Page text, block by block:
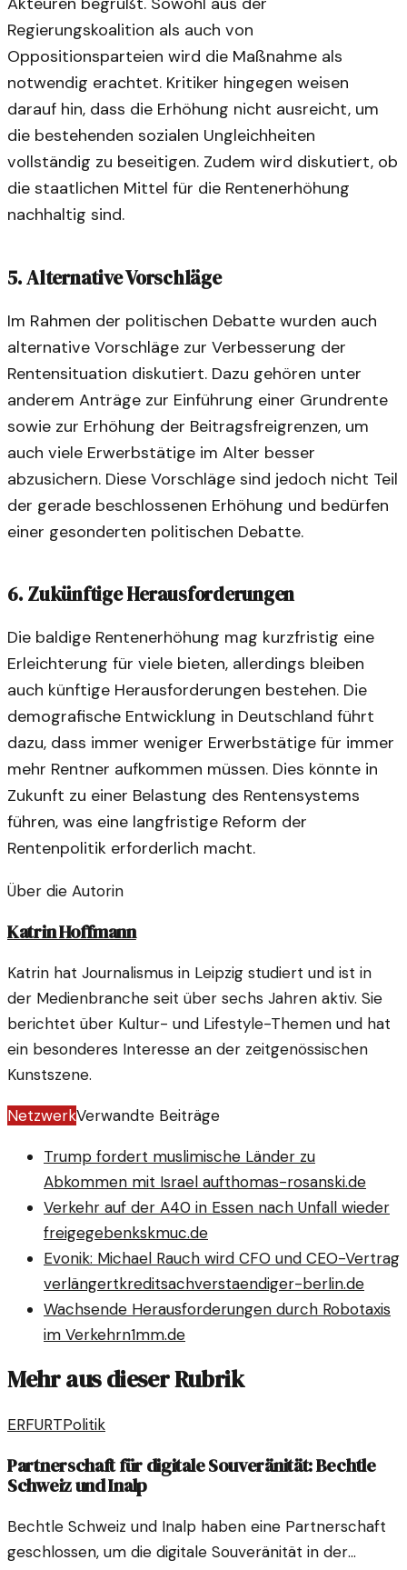
Regierungskoalition als auch von
Oppositionsparteien wird die Maßnahme als
notwendig erachtet. Kritiker hingegen weisen
darauf hin, dass die Erhöhung nicht ausreicht, um
die bestehenden sozialen Ungleichheiten
vollständig zu beseitigen. Zudem wird diskutiert, ob
die staatlichen Mittel für die Rentenerhöhung
nachhaltig sind.
5. Alternative Vorschläge
Im Rahmen der politischen Debatte wurden auch
alternative Vorschläge zur Verbesserung der
Rentensituation diskutiert. Dazu gehören unter
anderem Anträge zur Einführung einer Grundrente
sowie zur Erhöhung der Beitragsfreigrenzen, um
auch viele Erwerbstätige im Alter besser
abzusichern. Diese Vorschläge sind jedoch nicht Teil
der gerade beschlossenen Erhöhung und bedürfen
einer gesonderten politischen Debatte.
6. Zukünftige Herausforderungen
Die baldige Rentenerhöhung mag kurzfristig eine
Erleichterung für viele bieten, allerdings bleiben
auch künftige Herausforderungen bestehen. Die
demografische Entwicklung in Deutschland führt
dazu, dass immer weniger Erwerbstätige für immer
mehr Rentner aufkommen müssen. Dies könnte in
Zukunft zu einer Belastung des Rentensystems
führen, was eine langfristige Reform der
Rentenpolitik erforderlich macht.
Über die Autorin
Katrin Hoffmann
Katrin hat Journalismus in Leipzig studiert und ist in
der Medienbranche seit über sechs Jahren aktiv. Sie
berichtet über Kultur- und Lifestyle-Themen und hat
ein besonderes Interesse an der zeitgenössischen
Kunstszene.
NetzwerkVerwandte Beiträge
Trump fordert muslimische Länder zu
Abkommen mit Israel aufthomas-rosanski.de
Verkehr auf der A40 in Essen nach Unfall wieder
freigegebenkskmuc.de
Evonik: Michael Rauch wird CFO und CEO-Vertrag
verlängertkreditsachverstaendiger-berlin.de
Wachsende Herausforderungen durch Robotaxis
im Verkehrn1mm.de
Mehr aus dieser Rubrik
ERFURTPolitik
Partnerschaft für digitale Souveränität: Bechtle
Schweiz und Inalp
Bechtle Schweiz und Inalp haben eine Partnerschaft
geschlossen, um die digitale Souveränität in der